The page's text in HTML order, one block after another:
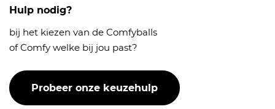
Hulp nodig?
bij het kiezen van de Comfyballs
of Comfy welke bij jou past?
Probeer onze keuzehulp